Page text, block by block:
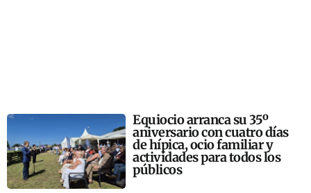
Equiocio arranca su 35º
aniversario con cuatro días
de hípica, ocio familiar y
actividades para todos los
públicos